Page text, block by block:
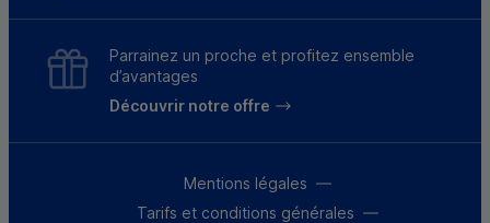
Parrainez un proche et profitez ensemble
d’avantages
Découvrir notre offre
Mentions légales
Tarifs et conditions générales